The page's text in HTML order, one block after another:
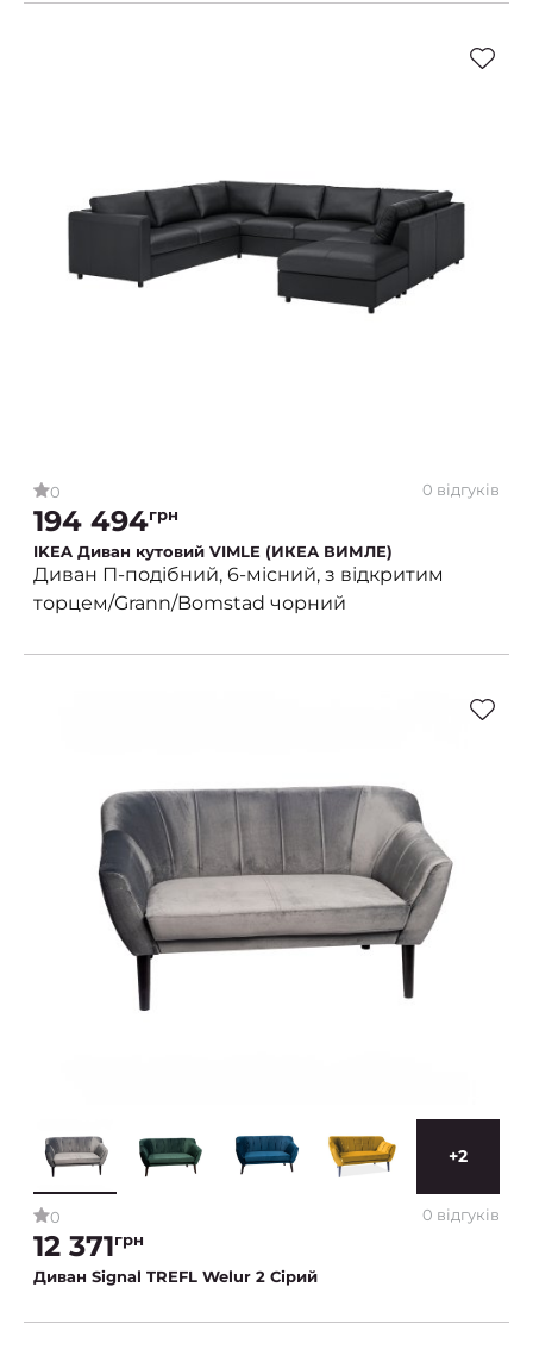
0 0 відгуків
194 494грн
IKEA Диван кутовий VIMLE (ИКЕА ВИМЛЕ)
Диван П-подібний, 6-місний, з відкритим
торцем/Grann/Bomstad чорний
+2
0 0 відгуків
12 371грн
Диван Signal TREFL Welur 2 Сірий